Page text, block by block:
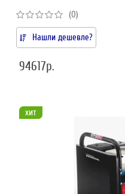
(0)
Нашли дешевле?
94617р.
хит